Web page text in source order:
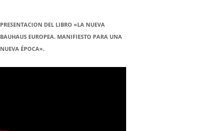
PRESENTACION DEL LIBRO «LA NUEVA
BAUHAUS EUROPEA. MANIFIESTO PARA UNA
NUEVA ÉPOCA».